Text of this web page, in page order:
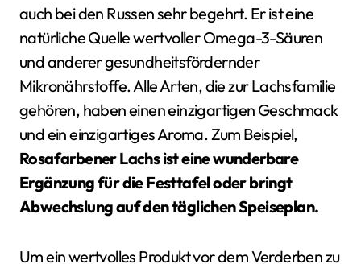
auch bei den Russen sehr begehrt. Er ist eine
natürliche Quelle wertvoller Omega-3-Säuren
und anderer gesundheitsfördernder
Mikronährstoffe. Alle Arten, die zur Lachsfamilie
gehören, haben einen einzigartigen Geschmack
und ein einzigartiges Aroma. Zum Beispiel,
Rosafarbener Lachs ist eine wunderbare
Ergänzung für die Festtafel oder bringt
Abwechslung auf den täglichen Speiseplan.
Um ein wertvolles Produkt vor dem Verderben zu